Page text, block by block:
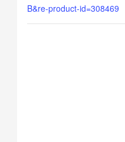
B&re-product-id=308469